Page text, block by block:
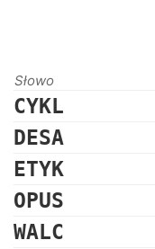
Słowo
CYKL
DESA
ETYK
OPUS
WALC